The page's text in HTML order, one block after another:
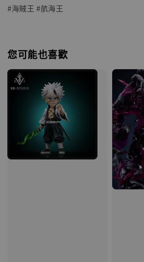
#海賊王 #航海王
您可能也喜歡